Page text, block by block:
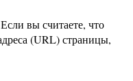
вы считаете, что
(URL) страницы,